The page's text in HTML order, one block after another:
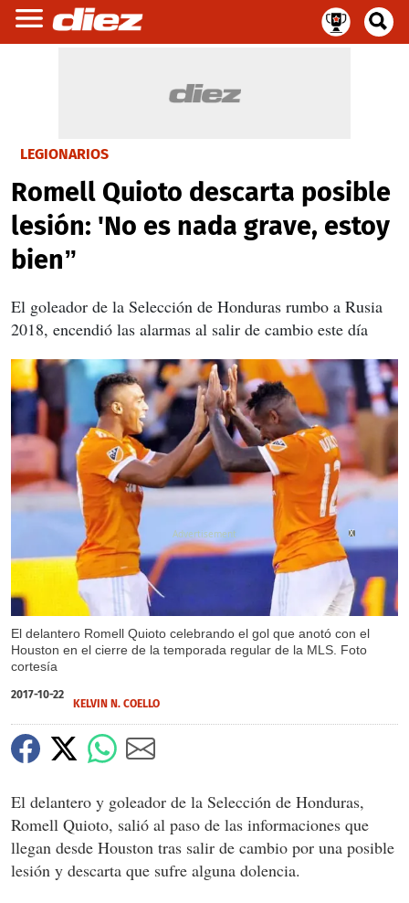
LEGIONARIOS
Romell Quioto descarta posible
lesión: 'No es nada grave, estoy
bien”
El goleador de la Selección de Honduras rumbo a Rusia
2018, encendió las alarmas al salir de cambio este día
El delantero Romell Quioto celebrando el gol que anotó con el
Houston en el cierre de la temporada regular de la MLS. Foto
cortesía
X
2017-10-22
KELVIN N. COELLO
El delantero y goleador de la Selección de Honduras,
Romell Quioto, salió al paso de las informaciones que
llegan desde Houston tras salir de cambio por una posible
lesión y descarta que sufre alguna dolencia.